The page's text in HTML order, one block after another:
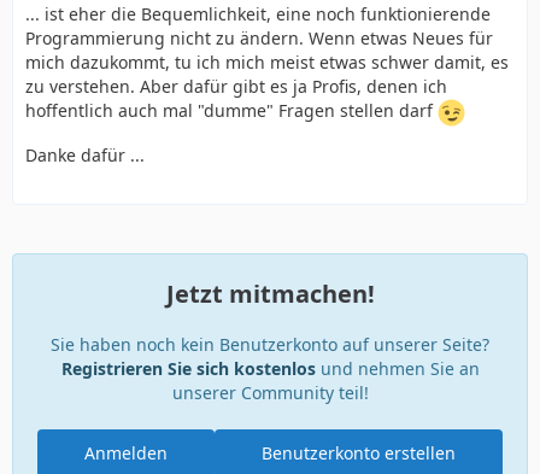
... ist eher die Bequemlichkeit, eine noch funktionierende
Programmierung nicht zu ändern. Wenn etwas Neues für
mich dazukommt, tu ich mich meist etwas schwer damit, es
zu verstehen. Aber dafür gibt es ja Profis, denen ich
hoffentlich auch mal "dumme" Fragen stellen darf
Danke dafür ...
Jetzt mitmachen!
Sie haben noch kein Benutzerkonto auf unserer Seite?
Registrieren Sie sich kostenlosund nehmen Sie an
unserer Community teil!
Benutzerkonto erstellen
Anmelden